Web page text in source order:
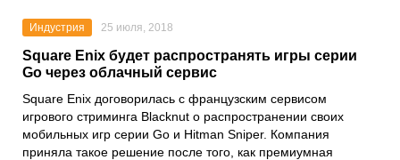
Индустрия 25 июля, 2018
Square Enix будет распространять игры серии
Go через облачный сервис
Square Enix договорилась с французским сервисом
игрового стриминга Blacknut о распространении своих
мобильных игр серии Go и Hitman Sniper. Компания
приняла такое решение после того, как премиумная